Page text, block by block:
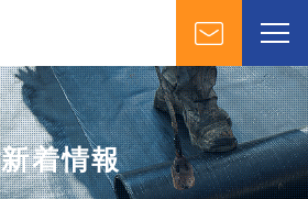
新着情報